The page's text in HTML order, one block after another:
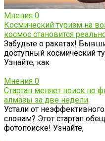
Мнения 0
Космический туризм на
космос становится
Забудьте о ракетах!
доступный космический
Узнайте, как
Мнения 0
Стартап меняет поиск по
алмазы за две недели
Устали от
словам? Этот стартап
фотопоиске! Узнайте,